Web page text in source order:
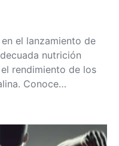
el lanzamiento de
nutrición
rendimiento de los
Conoce…